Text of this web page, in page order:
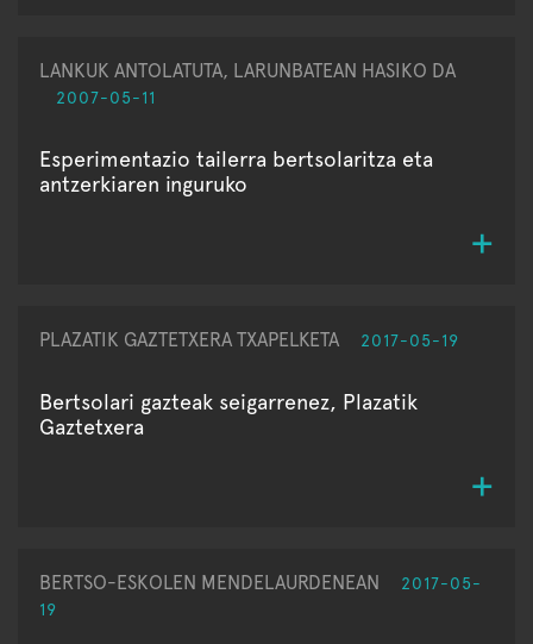
LANKUK ANTOLATUTA, LARUNBATEAN HASIKO DA
2007-05-11
Esperimentazio tailerra bertsolaritza eta
antzerkiaren inguruko
PLAZATIK GAZTETXERA TXAPELKETA 2017-05-19
Bertsolari gazteak seigarrenez, Plazatik
Gaztetxera
BERTSO-ESKOLEN MENDELAURDENEAN
2017-05-
19